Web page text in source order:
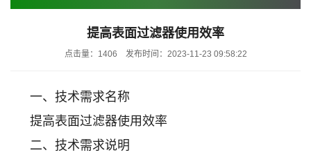
提高表面过滤器使用效率
点击量：1406 发布时间：2023-11-23 09:58:22
一、技术需求名称
提高表面过滤器使用效率
二、技术需求说明